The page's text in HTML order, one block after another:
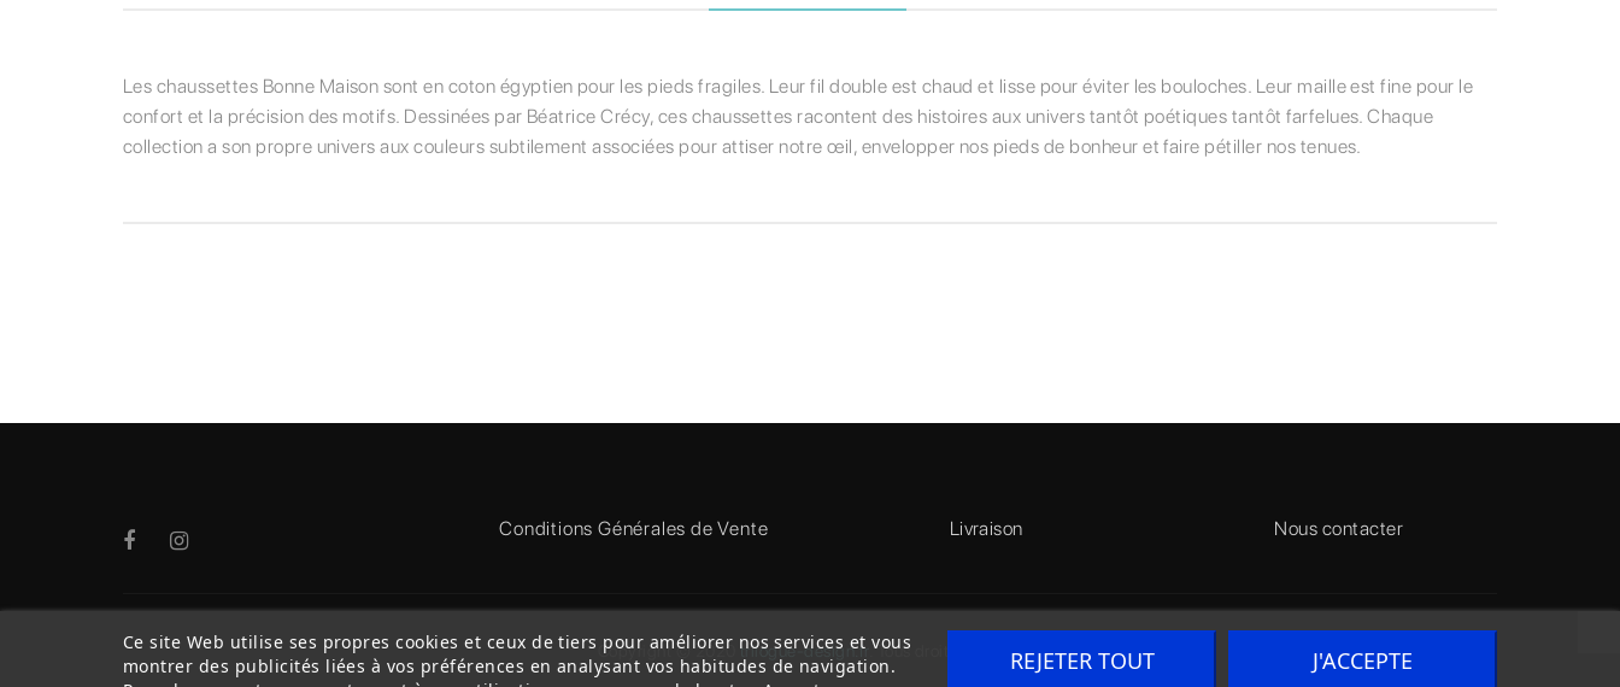
Les chaussettes Bonne Maison sont en coton égyptien pour les pieds fragiles. Leur fil double est chaud et lisse pour éviter les bouloches. Leur maille est fine pour le
confort et la précision des motifs. Dessinées par Béatrice Crécy, ces chaussettes racontent des histoires aux univers tantôt poétiques tantôt farfelues. Chaque
collection a son propre univers aux couleurs subtilement associées pour attiser notre œil, envelopper nos pieds de bonheur et faire pétiller nos tenues.
Conditions Générales de Vente Livraison Nous contacter
Copyright © 2020 trilogue-design.fr . Tous droits réservés
Ce site Web utilise ses propres cookies et ceux de tiers pour améliorer nos services et vous
montrer des publicités liées à vos préférences en analysant vos habitudes de navigation.
REJETER TOUT J'ACCEPTE